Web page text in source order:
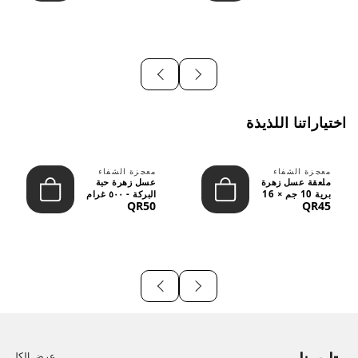
اختياراتنا اللذيذة
معجزة الشفاء
ملعقة عسل زهرة
برية 10 جم × 16
قطعة
QR45
معجزة الشفاء
عسل زهرة حبة
البركة - ٥٠٠ غرام
QR50